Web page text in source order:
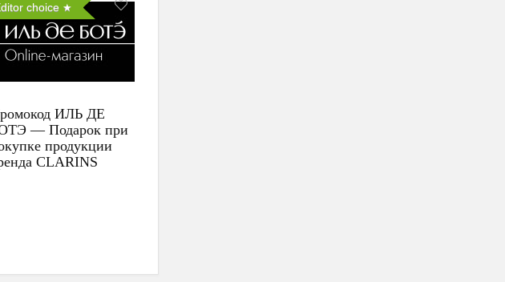
choice
ИЛЬ ДЕ
— Подарок при
продукции
CLARINS